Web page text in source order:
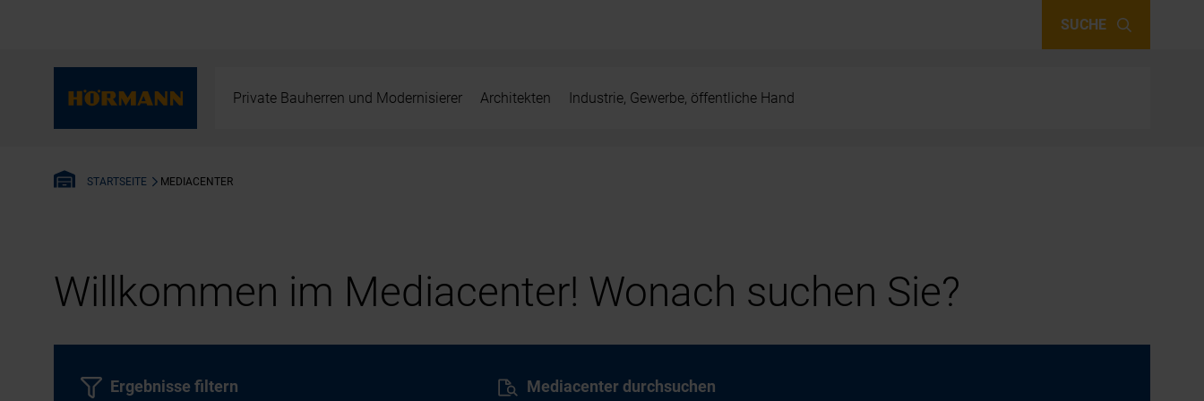
SUCHE
Private Bauherren und Modernisierer Architekten Industrie, Gewerbe, öffentliche Hand
STARTSEITE MEDIACENTER
Willkommen im Mediacenter! Wonach suchen Sie?
Mediacenter durchsuchen
Ergebnisse filtern